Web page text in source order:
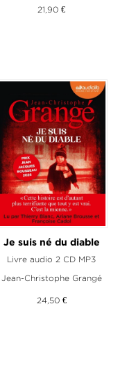
21,90 €
Je suis né du diable
Livre audio 2 CD MP3
Jean-Christophe Grangé
24,50 €